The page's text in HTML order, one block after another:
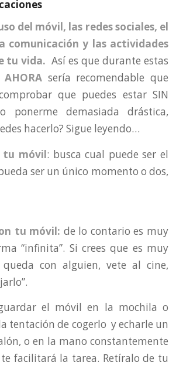
del móvil, las redes sociales, el
comunicación y las actividades
tu vida. Así es que durante estas
sería recomendable que
que puedes estar SIN
ponerme demasiada drástica,
hacerlo? Sigue leyendo…
tu móvil: busca cual puede ser el
ser un único momento o dos,
tu móvil: de lo contario es muy
“infinita”. Si crees que es muy
con alguien, vete al cine,
el móvil en la mochila o
tentación de cogerlo y echarle un
o en la mano constantemente
facilitará la tarea. Retíralo de tu